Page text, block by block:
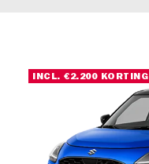
INCL. €2.200 KORTING